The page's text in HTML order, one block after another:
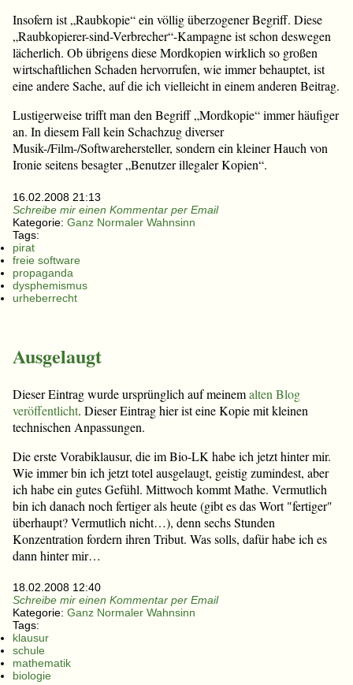
Insofern ist „Raubkopie“ ein völlig überzogener Begriff. Diese
„Raubkopierer-sind-Verbrecher“-Kampagne ist schon deswegen
lächerlich. Ob übrigens diese Mordkopien wirklich so großen
wirtschaftlichen Schaden hervorrufen, wie immer behauptet, ist
eine andere Sache, auf die ich vielleicht in einem anderen Beitrag.
Lustigerweise trifft man den Begriff „Mordkopie“ immer häufiger
an. In diesem Fall kein Schachzug diverser
Musik-/Film-/Softwarehersteller, sondern ein kleiner Hauch von
Ironie seitens besagter „Benutzer illegaler Kopien“.
16.02.2008 21:13
Schreibe mir einen Kommentar per Email
Kategorie: Ganz Normaler Wahnsinn
Tags:
pirat
freie software
propaganda
dysphemismus
urheberrecht
Ausgelaugt
Dieser Eintrag wurde ursprünglich auf meinemalten Blog
veröffentlicht. Dieser Eintrag hier ist eine Kopie mit kleinen
technischen Anpassungen.
Die erste Vorabiklausur, die im Bio-LK habe ich jetzt hinter mir.
Wie immer bin ich jetzt totel ausgelaugt, geistig zumindest, aber
ich habe ein gutes Gefühl. Mittwoch kommt Mathe. Vermutlich
bin ich danach noch fertiger als heute (gibt es das Wort "fertiger"
überhaupt? Vermutlich nicht…), denn sechs Stunden
Konzentration fordern ihren Tribut. Was solls, dafür habe ich es
dann hinter mir…
18.02.2008 12:40
Schreibe mir einen Kommentar per Email
Kategorie: Ganz Normaler Wahnsinn
Tags:
klausur
schule
mathematik
biologie